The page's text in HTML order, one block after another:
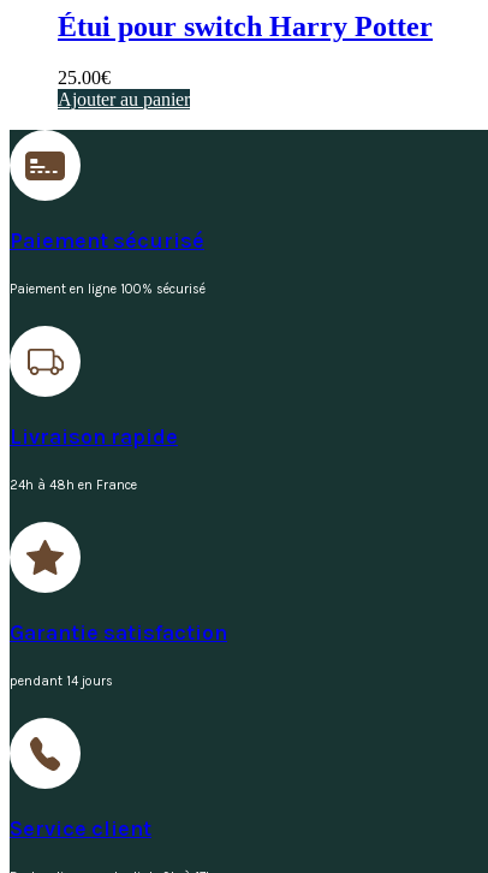
Étui pour switch Harry Potter
25.00€
Ajouter au panier
Paiement sécurisé
Paiement en ligne 100% sécurisé
Livraison rapide
24h à 48h en France
Garantie satisfaction
pendant 14 jours
Service client